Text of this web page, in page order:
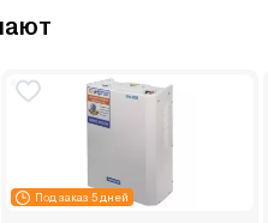
Под заказ 5 дней